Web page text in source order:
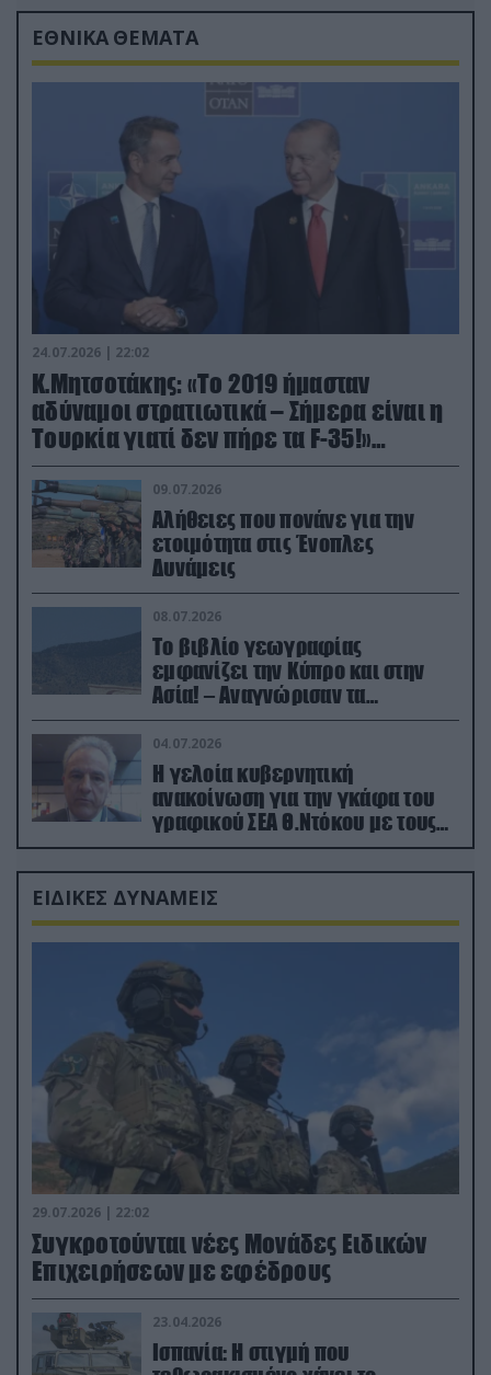
ΕΘΝΙΚΑ ΘΕΜΑΤΑ
24.07.2026 | 22:02
Κ.Μητσοτάκης: «Το 2019 ήμασταν
αδύναμοι στρατιωτικά – Σήμερα είναι η
Τουρκία γιατί δεν πήρε τα F-35!»
(βίντεο)
09.07.2026
Αλήθειες που πονάνε για την
ετοιμότητα στις Ένοπλες
Δυνάμεις
08.07.2026
Το βιβλίο γεωγραφίας
εμφανίζει την Κύπρο και στην
Ασία! – Αναγνώρισαν τα
κατεχόμενα; (φωτο)
04.07.2026
Η γελοία κυβερνητική
ανακοίνωση για την γκάφα του
γραφικού ΣΕΑ Θ.Ντόκου με τους
Ρώσους φαρσέρ
ΕΙΔΙΚΕΣ ΔΥΝΑΜΕΙΣ
29.07.2026 | 22:02
Συγκροτούνται νέες Μονάδες Ειδικών
Επιχειρήσεων με εφέδρους
23.04.2026
Ισπανία: Η στιγμή που